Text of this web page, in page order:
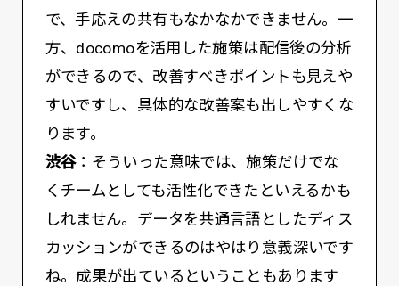
で、手応えの共有もなかなかできません。一
方、docomoを活用した施策は配信後の分析
ができるので、改善すべきポイントも見えや
すいですし、具体的な改善案も出しやすくな
ります。
渋谷：そういった意味では、施策だけでな
くチームとしても活性化できたといえるかも
しれません。データを共通言語としたディス
カッションができるのはやはり意義深いです
ね。成果が出ているということもあります